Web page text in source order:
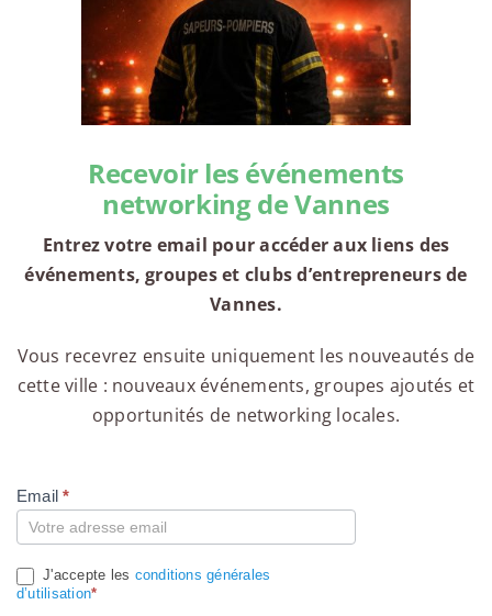
Recevoir les événements
networking de Vannes
Entrez votre email pour accéder aux liens des
événements, groupes et clubs d’entrepreneurs de
Vannes.
Vous recevrez ensuite uniquement les nouveautés de
cette ville : nouveaux événements, groupes ajoutés et
opportunités de networking locales.
Compte
Email*
J'accepte les conditions générales
d’utilisation*